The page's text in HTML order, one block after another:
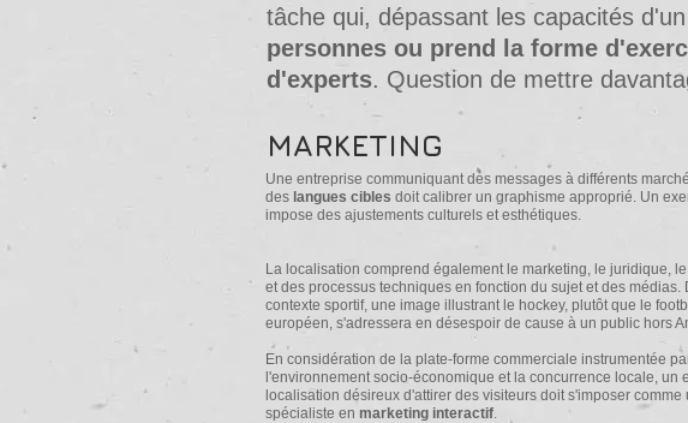
tâche qui, dépassant les capacités
personnes ou prend la forme
d'experts. Question de mettre
MARKETING
Une entreprise communiquant des messages à différents
des langues cibles doit calibrer un graphisme approprié. Un
impose des ajustements culturels et esthétiques.
La localisation comprend également le marketing, le juridique,
et des processus techniques en fonction du sujet et des médias.
contexte sportif, une image illustrant le hockey, plutôt que le
européen, s'adressera en désespoir de cause à un public hors
En considération de la plate-forme commerciale instrumentée
l'environnement socio-économique et la concurrence locale, un
localisation désireux d'attirer des visiteurs doit s'imposer comme
spécialiste en marketing interactif.